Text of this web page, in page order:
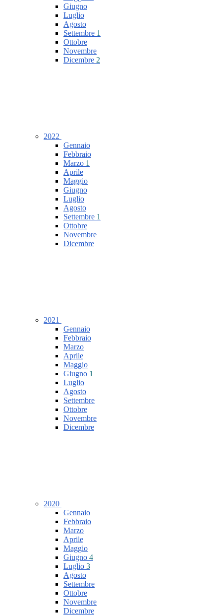
Giugno
Luglio
Agosto
Settembre 1
Ottobre
Novembre
Dicembre 2
2022
Gennaio
Febbraio
Marzo 1
Aprile
Maggio
Giugno
Luglio
Agosto
Settembre 1
Ottobre
Novembre
Dicembre
2021
Gennaio
Febbraio
Marzo
Aprile
Maggio
Giugno 1
Luglio
Agosto
Settembre
Ottobre
Novembre
Dicembre
2020
Gennaio
Febbraio
Marzo
Aprile
Maggio
Giugno 4
Luglio 3
Agosto
Settembre
Ottobre
Novembre
Dicembre